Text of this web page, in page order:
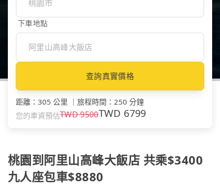
下車地點
查詢真實價格
距離 ： 305 公里 旅程時間 ： 250 分鐘
您的車資預估TWD9500TWD 6799
桃園到阿里山高峰大飯店 共乘$3400
九人座包車$8880